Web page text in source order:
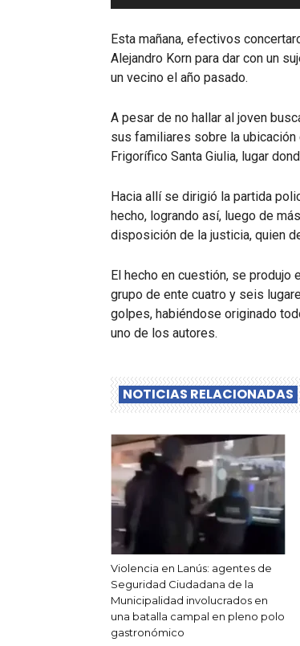
Esta mañana, efectivos
Alejandro Korn para dar con un
un vecino el año pasado.
A pesar de no hallar al joven
sus familiares sobre la
Frigorífico Santa Giulia, lugar
Hacia allí se dirigió la partida
hecho, logrando así, luego de
disposición de la justicia, quien
El hecho en cuestión, se produjo
grupo de ente cuatro y seis
golpes, habiéndose originado
uno de los autores.
NOTICIAS RELACIONADAS
Violencia en Lanús: agentes de
Seguridad Ciudadana de la
Municipalidad involucrados en
una batalla campal en pleno polo
gastronómico